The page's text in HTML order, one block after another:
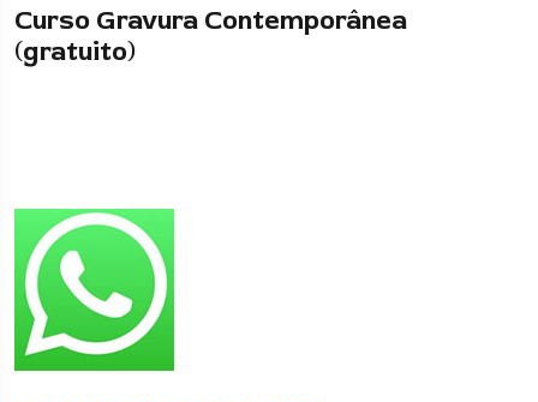
Curso Gravura Contemporânea
(gratuito)